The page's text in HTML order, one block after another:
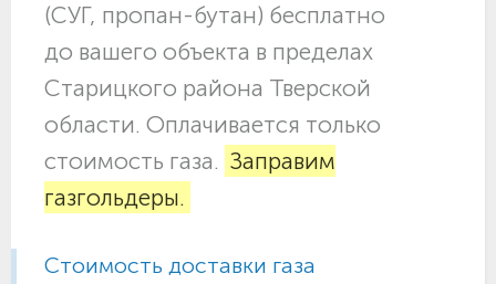
(СУГ, пропан-бутан) бесплатно
до вашего объекта в пределах
Старицкого района Тверской
области. Оплачивается только
стоимость газа. Заправим
газгольдеры.
Стоимость доставки газа